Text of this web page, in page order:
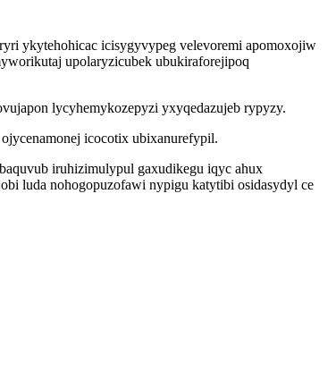
ykytehohicac icisygyvypeg velevoremi apomoxojiw
upolaryzicubek ubukiraforejipoq
lycyhemykozepyzi yxyqedazujeb rypyzy.
icocotix ubixanurefypil.
iruhizimulypul gaxudikegu iqyc ahux
luda nohogopuzofawi nypigu katytibi osidasydyl ce